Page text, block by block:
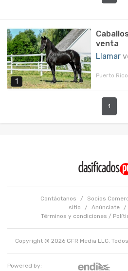
1
venta
Llamar
Puerto
1
Contáctanos / Socios
sitio
/ Anúnciate /
Términos y condiciones /
Copyright @ 2026 GFR Media LLC.
Powered by: